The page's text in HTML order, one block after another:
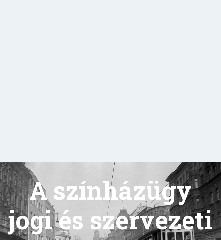
A színházügy
jogi és szervezeti